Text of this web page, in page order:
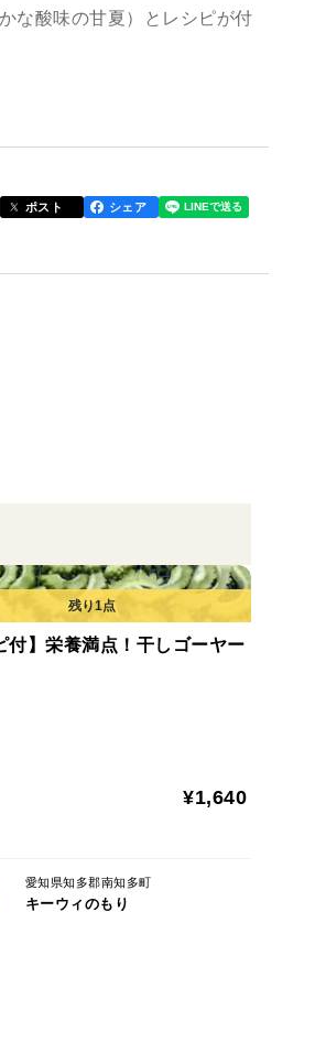
な酸味の甘夏）とレシピが付
リーンキウイです。
に安心してお使いいただけま
。
ポスト シェア
付】栄養満点！干しゴーヤー
¥1,640
愛知県知多郡南知多町
キーウィのもり